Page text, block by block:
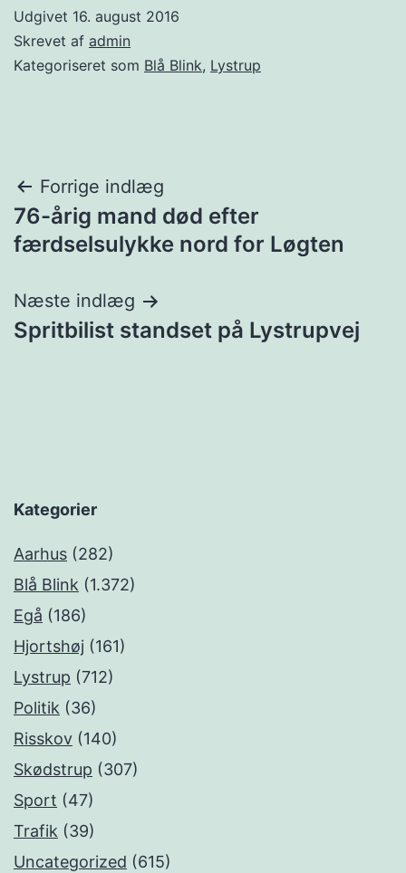
Udgivet 16. august 2016
Skrevet af admin
Kategoriseret som Blå Blink, Lystrup
Indlægsnavigation
Forrige indlæg
76-årig mand død efter
færdselsulykke nord for Løgten
Næste indlæg
Spritbilist standset på Lystrupvej
Kategorier
Aarhus (282)
Blå Blink (1.372)
Egå (186)
Hjortshøj (161)
Lystrup (712)
Politik (36)
Risskov (140)
Skødstrup (307)
Sport (47)
Trafik (39)
Uncategorized (615)